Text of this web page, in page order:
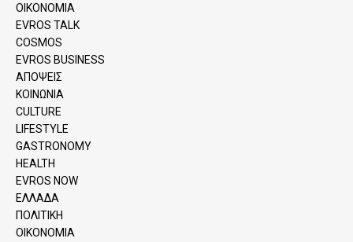
ΟΙΚΟΝΟΜΙΑ
EVROS TALK
COSMOS
EVROS BUSINESS
ΑΠΟΨΕΙΣ
ΚΟΙΝΩΝΙΑ
CULTURE
LIFESTYLE
GASTRONOMY
HEALTH
EVROS NOW
ΕΛΛΑΔΑ
ΠΟΛΙΤΙΚΗ
ΟΙΚΟΝΟΜΙΑ